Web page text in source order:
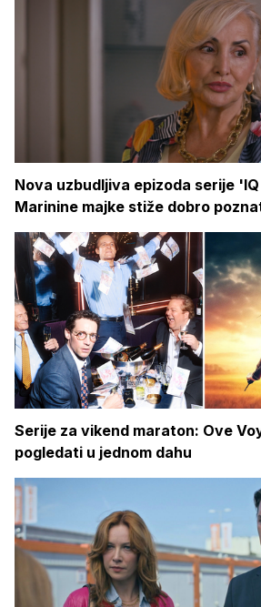
Nova uzbudljiva epizoda serije
Marinine majke stiže dobro
Serije za vikend maraton: Ove
pogledati u jednom dahu